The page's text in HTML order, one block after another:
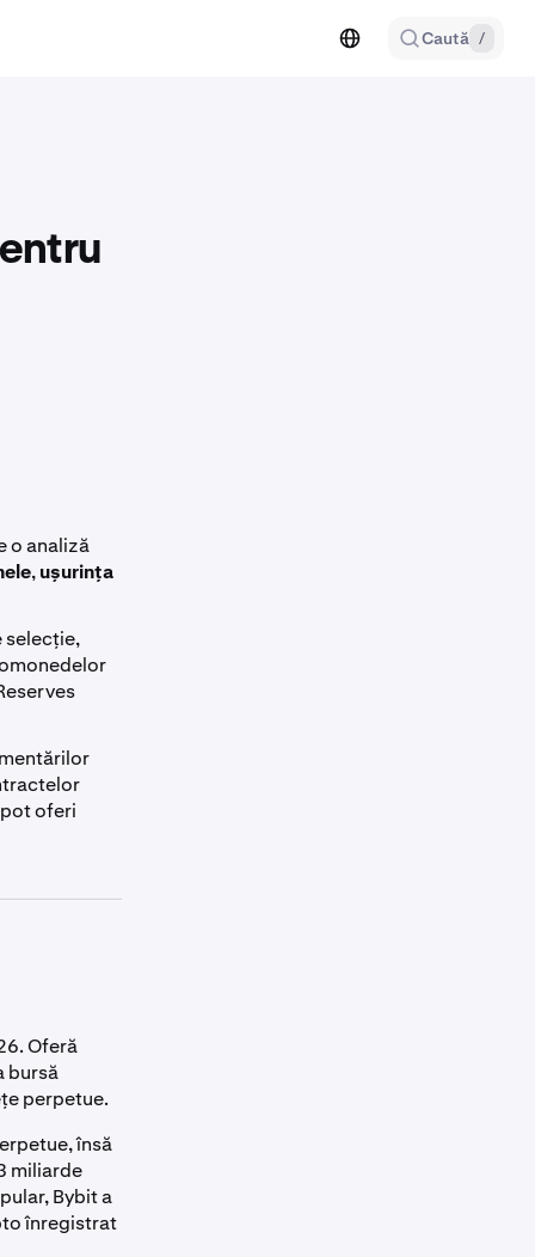
Caută /
o analiză
,ușurința
selecție,
oferi
Oferă
bursă
perpetue.
însă
miliarde
Bybit a
înregistrat